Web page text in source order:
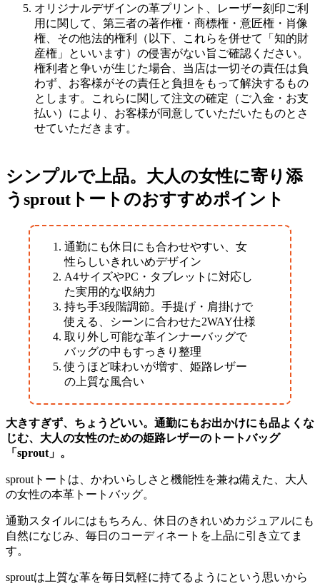
オリジナルデザインの革プリント、レーザー刻印ご利
用に関して、第三者の著作権・商標権・意匠権・肖像
権、その他法的権利（以下、これらを併せて「知的財
産権」といいます）の侵害がない旨ご確認ください。
権利者と争いが生じた場合、当店は一切その責任は負
わず、お客様がその責任と負担をもって解決するもの
とします。これらに関して注文の確定（ご入金・お支
払い）により、お客様が同意していただいたものとさ
せていただきます。
シンプルで上品。大人の女性に寄り添
うsproutトートのおすすめポイント
通勤にも休日にも合わせやすい、女
性らしいきれいめデザイン
A4サイズやPC・タブレットに対応し
た実用的な収納力
持ち手3段階調節。手提げ・肩掛けで
使える、シーンに合わせた2WAY仕様
取り外し可能な革インナーバッグで
バッグの中もすっきり整理
使うほど味わいが増す、姫路レザー
の上質な風合い
大きすぎず、ちょうどいい。通勤にもお出かけにも品よくな
じむ、大人の女性のための姫路レザーのトートバッグ
「sprout」。
sproutトートは、かわいらしさと機能性を兼ね備えた、大人
の女性の本革トートバッグ。
通勤スタイルにはもちろん、休日のきれいめカジュアルにも
自然になじみ、毎日のコーディネートを上品に引き立てま
す。
sproutは上質な革を毎日気軽に持てるようにという思いから